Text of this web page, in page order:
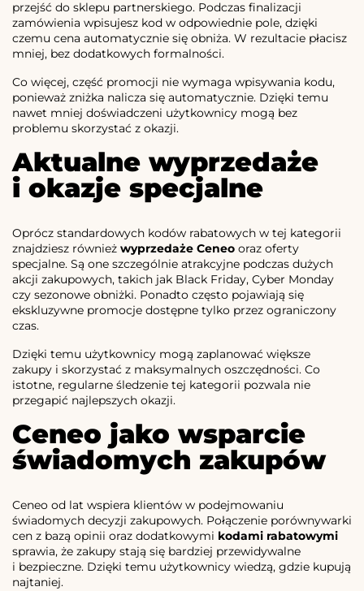
przejść do sklepu partnerskiego. Podczas finalizacji
zamówienia wpisujesz kod w odpowiednie pole, dzięki
czemu cena automatycznie się obniża. W rezultacie płacisz
mniej, bez dodatkowych formalności.
Co więcej, część promocji nie wymaga wpisywania kodu,
ponieważ zniżka nalicza się automatycznie. Dzięki temu
nawet mniej doświadczeni użytkownicy mogą bez
problemu skorzystać z okazji.
Aktualne wyprzedaże
i okazje specjalne
Oprócz standardowych kodów rabatowych w tej kategorii
znajdziesz również wyprzedaże Ceneo oraz oferty
specjalne. Są one szczególnie atrakcyjne podczas dużych
akcji zakupowych, takich jak Black Friday, Cyber Monday
czy sezonowe obniżki. Ponadto często pojawiają się
ekskluzywne promocje dostępne tylko przez ograniczony
czas.
Dzięki temu użytkownicy mogą zaplanować większe
zakupy i skorzystać z maksymalnych oszczędności. Co
istotne, regularne śledzenie tej kategorii pozwala nie
przegapić najlepszych okazji.
Ceneo jako wsparcie
świadomych zakupów
Ceneo od lat wspiera klientów w podejmowaniu
świadomych decyzji zakupowych. Połączenie porównywarki
cen z bazą opinii oraz dodatkowymi kodami rabatowymi
sprawia, że zakupy stają się bardziej przewidywalne
i bezpieczne. Dzięki temu użytkownicy wiedzą, gdzie kupują
najtaniej.